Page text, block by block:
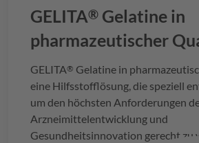
GELITA® Gelatine in
pharmazeutischer
GELITA® Gelatine in
eine Hilfsstofflösung, die speziell
um den höchsten Anforderungen
Arzneimittelentwicklung und
Gesundheitsinnovation gerecht zu